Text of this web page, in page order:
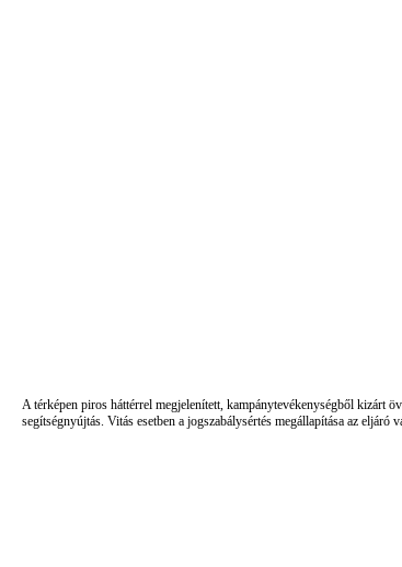
A térképen piros háttérrel megjelenített, kampánytevékenységből kizárt
segítségnyújtás. Vitás esetben a jogszabálysértés megállapítása az eljáró